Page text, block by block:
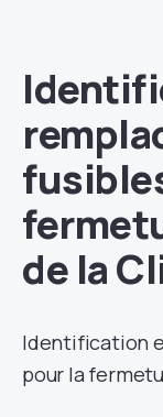
de la
Identification
pour la